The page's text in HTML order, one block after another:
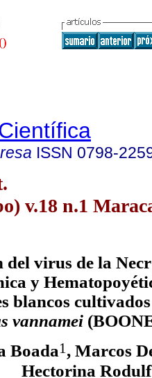
ISSN 0798-
v.18 n.1
del virus de la
y
blancos
vannamei
Boada1 , Marcos
Hectorina